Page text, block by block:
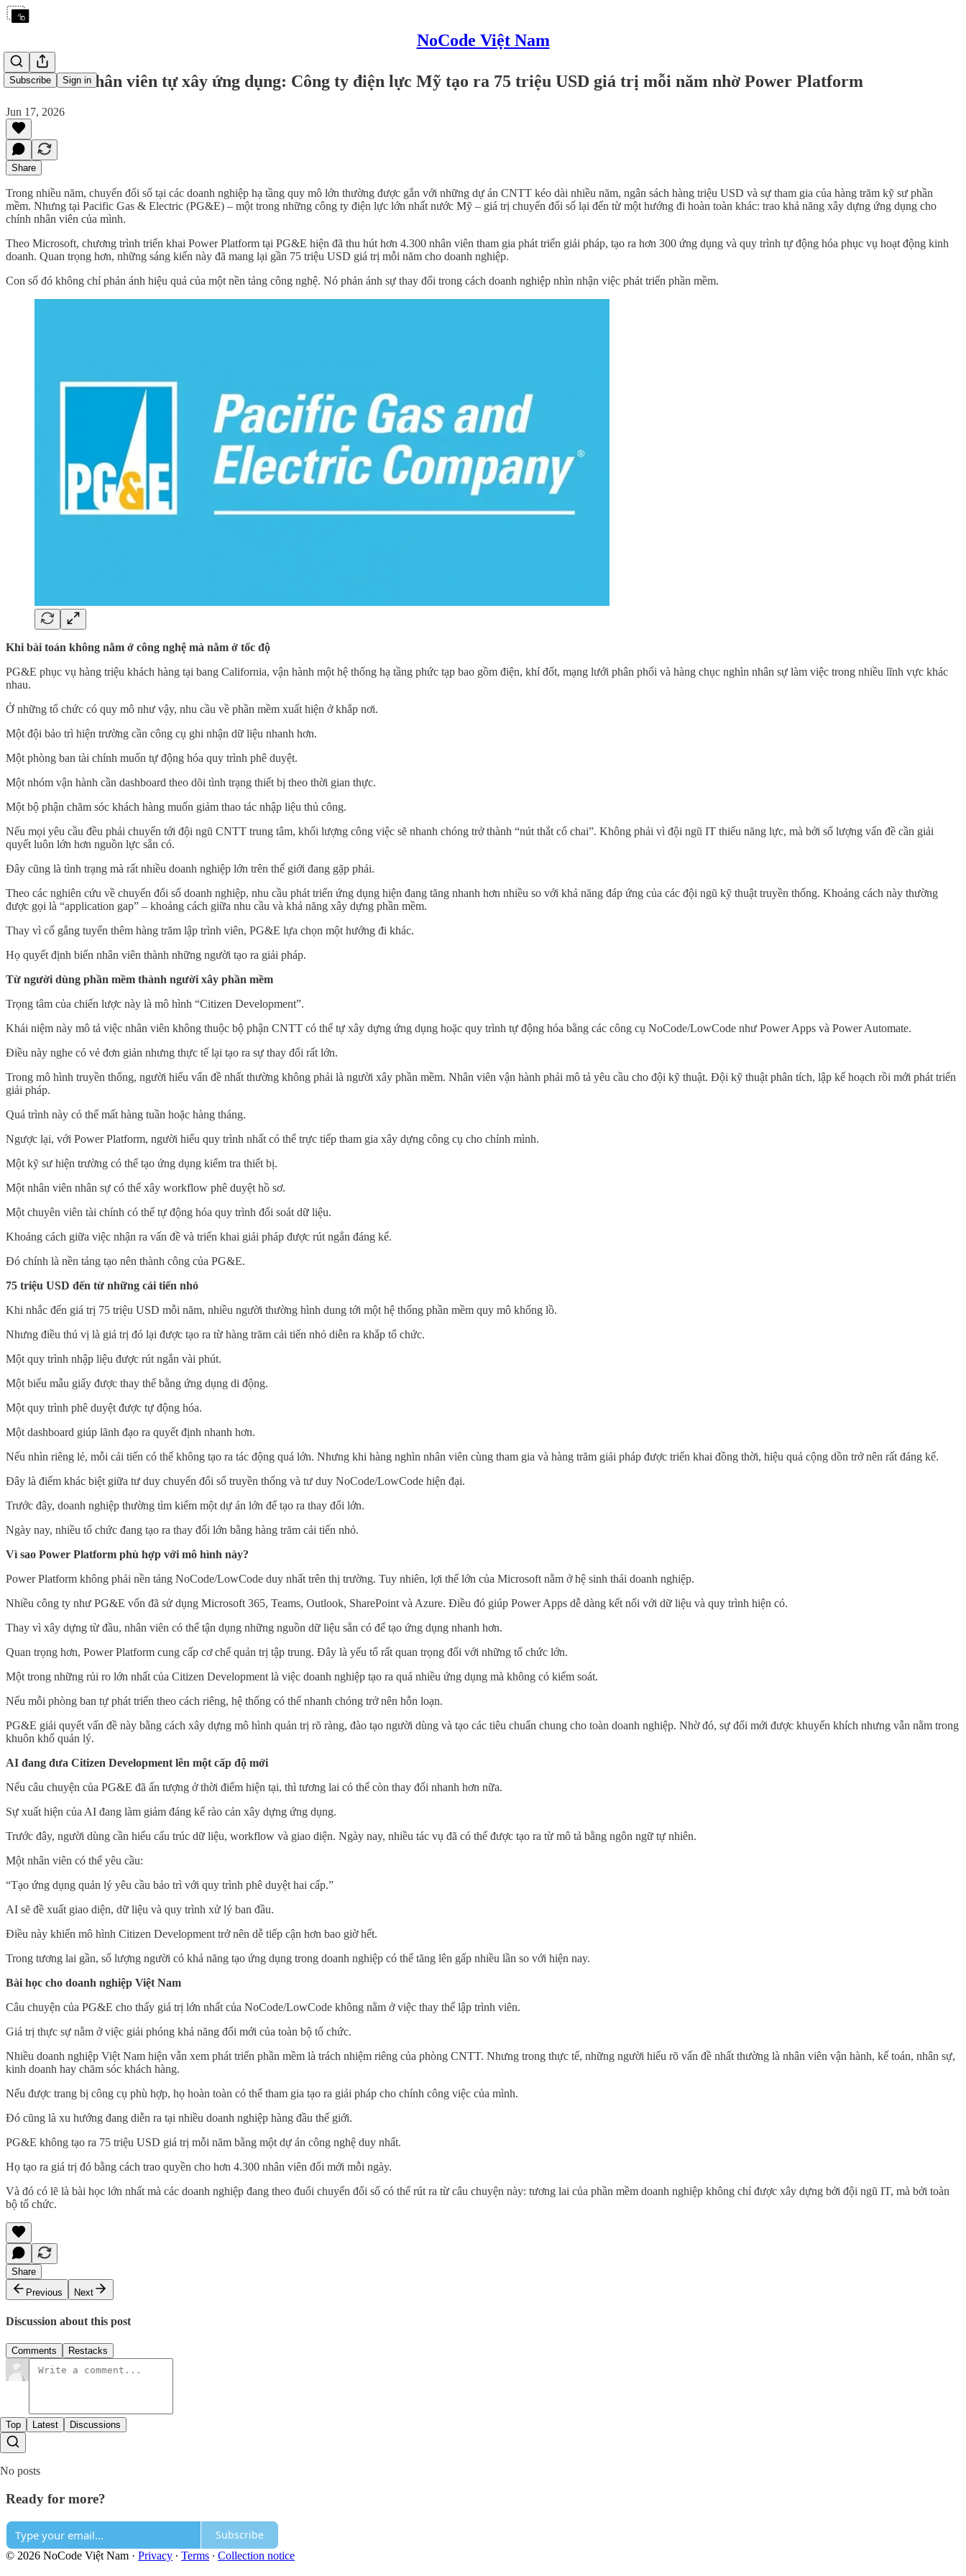
NoCode Việt Nam
Subscribe Sign in
Hơn 4.300 nhân viên tự xây ứng dụng: Công ty điện lực Mỹ tạo ra 75 triệu USD giá trị mỗi năm nhờ Power Platform
Jun 17, 2026
Share
Trong nhiều năm, chuyển đổi số tại các doanh nghiệp hạ tầng quy mô lớn thường được gắn với những dự án CNTT kéo dài nhiều năm, ngân sách hàng triệu USD và sự tham gia của hàng trăm kỹ sư phần
mềm. Nhưng tại Pacific Gas & Electric (PG&E) – một trong những công ty điện lực lớn nhất nước Mỹ – giá trị chuyển đổi số lại đến từ một hướng đi hoàn toàn khác: trao khả năng xây dựng ứng dụng cho
chính nhân viên của mình.
Theo Microsoft, chương trình triển khai Power Platform tại PG&E hiện đã thu hút hơn 4.300 nhân viên tham gia phát triển giải pháp, tạo ra hơn 300 ứng dụng và quy trình tự động hóa phục vụ hoạt động kinh
doanh. Quan trọng hơn, những sáng kiến này đã mang lại gần 75 triệu USD giá trị mỗi năm cho doanh nghiệp.
Con số đó không chỉ phản ánh hiệu quả của một nền tảng công nghệ. Nó phản ánh sự thay đổi trong cách doanh nghiệp nhìn nhận việc phát triển phần mềm.
Khi bài toán không nằm ở công nghệ mà nằm ở tốc độ
PG&E phục vụ hàng triệu khách hàng tại bang California, vận hành một hệ thống hạ tầng phức tạp bao gồm điện, khí đốt, mạng lưới phân phối và hàng chục nghìn nhân sự làm việc trong nhiều lĩnh vực khác
nhau.
Ở những tổ chức có quy mô như vậy, nhu cầu về phần mềm xuất hiện ở khắp nơi.
Một đội bảo trì hiện trường cần công cụ ghi nhận dữ liệu nhanh hơn.
Một phòng ban tài chính muốn tự động hóa quy trình phê duyệt.
Một nhóm vận hành cần dashboard theo dõi tình trạng thiết bị theo thời gian thực.
Một bộ phận chăm sóc khách hàng muốn giảm thao tác nhập liệu thủ công.
Nếu mọi yêu cầu đều phải chuyển tới đội ngũ CNTT trung tâm, khối lượng công việc sẽ nhanh chóng trở thành “nút thắt cổ chai”. Không phải vì đội ngũ IT thiếu năng lực, mà bởi số lượng vấn đề cần giải
quyết luôn lớn hơn nguồn lực sẵn có.
Đây cũng là tình trạng mà rất nhiều doanh nghiệp lớn trên thế giới đang gặp phải.
Theo các nghiên cứu về chuyển đổi số doanh nghiệp, nhu cầu phát triển ứng dụng hiện đang tăng nhanh hơn nhiều so với khả năng đáp ứng của các đội ngũ kỹ thuật truyền thống. Khoảng cách này thường
được gọi là “application gap” – khoảng cách giữa nhu cầu và khả năng xây dựng phần mềm.
Thay vì cố gắng tuyển thêm hàng trăm lập trình viên, PG&E lựa chọn một hướng đi khác.
Họ quyết định biến nhân viên thành những người tạo ra giải pháp.
Từ người dùng phần mềm thành người xây phần mềm
Trọng tâm của chiến lược này là mô hình “Citizen Development”.
Khái niệm này mô tả việc nhân viên không thuộc bộ phận CNTT có thể tự xây dựng ứng dụng hoặc quy trình tự động hóa bằng các công cụ NoCode/LowCode như Power Apps và Power Automate.
Điều này nghe có vẻ đơn giản nhưng thực tế lại tạo ra sự thay đổi rất lớn.
Trong mô hình truyền thống, người hiểu vấn đề nhất thường không phải là người xây phần mềm. Nhân viên vận hành phải mô tả yêu cầu cho đội kỹ thuật. Đội kỹ thuật phân tích, lập kế hoạch rồi mới phát triển
giải pháp.
Quá trình này có thể mất hàng tuần hoặc hàng tháng.
Ngược lại, với Power Platform, người hiểu quy trình nhất có thể trực tiếp tham gia xây dựng công cụ cho chính mình.
Một kỹ sư hiện trường có thể tạo ứng dụng kiểm tra thiết bị.
Một nhân viên nhân sự có thể xây workflow phê duyệt hồ sơ.
Một chuyên viên tài chính có thể tự động hóa quy trình đối soát dữ liệu.
Khoảng cách giữa việc nhận ra vấn đề và triển khai giải pháp được rút ngắn đáng kể.
Đó chính là nền tảng tạo nên thành công của PG&E.
75 triệu USD đến từ những cải tiến nhỏ
Khi nhắc đến giá trị 75 triệu USD mỗi năm, nhiều người thường hình dung tới một hệ thống phần mềm quy mô khổng lồ.
Nhưng điều thú vị là giá trị đó lại được tạo ra từ hàng trăm cải tiến nhỏ diễn ra khắp tổ chức.
Một quy trình nhập liệu được rút ngắn vài phút.
Một biểu mẫu giấy được thay thế bằng ứng dụng di động.
Một quy trình phê duyệt được tự động hóa.
Một dashboard giúp lãnh đạo ra quyết định nhanh hơn.
Nếu nhìn riêng lẻ, mỗi cải tiến có thể không tạo ra tác động quá lớn. Nhưng khi hàng nghìn nhân viên cùng tham gia và hàng trăm giải pháp được triển khai đồng thời, hiệu quả cộng dồn trở nên rất đáng kể.
Đây là điểm khác biệt giữa tư duy chuyển đổi số truyền thống và tư duy NoCode/LowCode hiện đại.
Trước đây, doanh nghiệp thường tìm kiếm một dự án lớn để tạo ra thay đổi lớn.
Ngày nay, nhiều tổ chức đang tạo ra thay đổi lớn bằng hàng trăm cải tiến nhỏ.
Vì sao Power Platform phù hợp với mô hình này?
Power Platform không phải nền tảng NoCode/LowCode duy nhất trên thị trường. Tuy nhiên, lợi thế lớn của Microsoft nằm ở hệ sinh thái doanh nghiệp.
Nhiều công ty như PG&E vốn đã sử dụng Microsoft 365, Teams, Outlook, SharePoint và Azure. Điều đó giúp Power Apps dễ dàng kết nối với dữ liệu và quy trình hiện có.
Thay vì xây dựng từ đầu, nhân viên có thể tận dụng những nguồn dữ liệu sẵn có để tạo ứng dụng nhanh hơn.
Quan trọng hơn, Power Platform cung cấp cơ chế quản trị tập trung. Đây là yếu tố rất quan trọng đối với những tổ chức lớn.
Một trong những rủi ro lớn nhất của Citizen Development là việc doanh nghiệp tạo ra quá nhiều ứng dụng mà không có kiểm soát.
Nếu mỗi phòng ban tự phát triển theo cách riêng, hệ thống có thể nhanh chóng trở nên hỗn loạn.
PG&E giải quyết vấn đề này bằng cách xây dựng mô hình quản trị rõ ràng, đào tạo người dùng và tạo các tiêu chuẩn chung cho toàn doanh nghiệp. Nhờ đó, sự đổi mới được khuyến khích nhưng vẫn nằm trong
khuôn khổ quản lý.
AI đang đưa Citizen Development lên một cấp độ mới
Nếu câu chuyện của PG&E đã ấn tượng ở thời điểm hiện tại, thì tương lai có thể còn thay đổi nhanh hơn nữa.
Sự xuất hiện của AI đang làm giảm đáng kể rào cản xây dựng ứng dụng.
Trước đây, người dùng cần hiểu cấu trúc dữ liệu, workflow và giao diện. Ngày nay, nhiều tác vụ đã có thể được tạo ra từ mô tả bằng ngôn ngữ tự nhiên.
Một nhân viên có thể yêu cầu:
“Tạo ứng dụng quản lý yêu cầu bảo trì với quy trình phê duyệt hai cấp.”
AI sẽ đề xuất giao diện, dữ liệu và quy trình xử lý ban đầu.
Điều này khiến mô hình Citizen Development trở nên dễ tiếp cận hơn bao giờ hết.
Trong tương lai gần, số lượng người có khả năng tạo ứng dụng trong doanh nghiệp có thể tăng lên gấp nhiều lần so với hiện nay.
Bài học cho doanh nghiệp Việt Nam
Câu chuyện của PG&E cho thấy giá trị lớn nhất của NoCode/LowCode không nằm ở việc thay thế lập trình viên.
Giá trị thực sự nằm ở việc giải phóng khả năng đổi mới của toàn bộ tổ chức.
Nhiều doanh nghiệp Việt Nam hiện vẫn xem phát triển phần mềm là trách nhiệm riêng của phòng CNTT. Nhưng trong thực tế, những người hiểu rõ vấn đề nhất thường là nhân viên vận hành, kế toán, nhân sự,
kinh doanh hay chăm sóc khách hàng.
Nếu được trang bị công cụ phù hợp, họ hoàn toàn có thể tham gia tạo ra giải pháp cho chính công việc của mình.
Đó cũng là xu hướng đang diễn ra tại nhiều doanh nghiệp hàng đầu thế giới.
PG&E không tạo ra 75 triệu USD giá trị mỗi năm bằng một dự án công nghệ duy nhất.
Họ tạo ra giá trị đó bằng cách trao quyền cho hơn 4.300 nhân viên đổi mới mỗi ngày.
Và đó có lẽ là bài học lớn nhất mà các doanh nghiệp đang theo đuổi chuyển đổi số có thể rút ra từ câu chuyện này: tương lai của phần mềm doanh nghiệp không chỉ được xây dựng bởi đội ngũ IT, mà bởi toàn
bộ tổ chức.
Share
Previous
Next
Discussion about this post
Comments Restacks
Top Latest Discussions
No posts
Ready for more?
Subscribe
© 2026 NoCode Việt Nam · Privacy ∙ Terms ∙ Collection notice